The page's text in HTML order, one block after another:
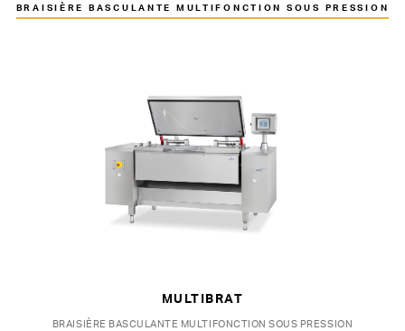
BRAISIÈRE BASCULANTE MULTIFONCTION SOUS PRESSION
MULTIBRAT
BRAISIÈRE BASCULANTE MULTIFONCTION SOUS PRESSION